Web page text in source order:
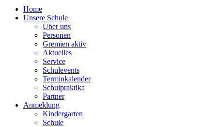
Home
Unsere Schule
Über uns
Personen
Gremien aktiv
Aktuelles
Service
Schulevents
Terminkalender
Schulpraktika
Partner
Anmeldung
Kindergarten
Schule